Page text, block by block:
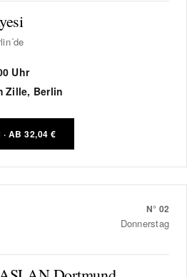
Uhr
Zille, Berlin
AB 32,04 €
N° 02
Donnerstag